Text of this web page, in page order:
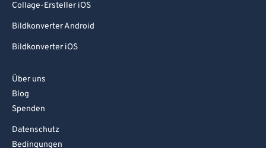
Collage-Ersteller iOS
Bildkonverter Android
Bildkonverter iOS
Über uns
Blog
Spenden
Datenschutz
Bedingungen